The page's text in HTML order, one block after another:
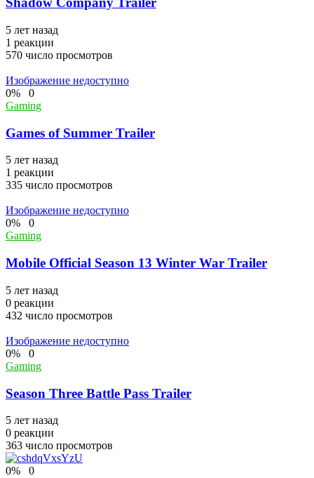
5 лет назад
1 реакции
570 число просмотров
Изображение недоступно
0% 0
Gaming
Games of Summer Trailer
5 лет назад
1 реакции
335 число просмотров
Изображение недоступно
0% 0
Gaming
Mobile Official Season 13 Winter War Trailer
5 лет назад
0 реакции
432 число просмотров
Изображение недоступно
0% 0
Gaming
Season Three Battle Pass Trailer
5 лет назад
0 реакции
363 число просмотров
0% 0